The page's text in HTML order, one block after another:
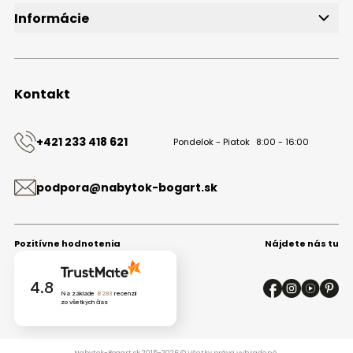
Informácie
Obchodné podmienky
Kontakt
Kontakt
+421 233 418 621 Pondelok - Piatok 8:00 - 16:00
podpora@nabytok-bogart.sk
Pozitívne hodnotenia
4.8 Na základe 8293 recenzií
zo všetkých čias
Nájdete nás tu